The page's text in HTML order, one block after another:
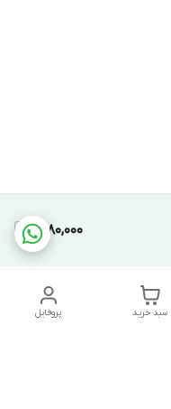
7,180,000
پروفایل سبد خرید